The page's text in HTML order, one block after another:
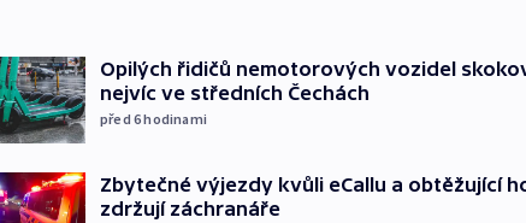
Opilých řidičů nemotorových vozidel
nejvíc ve středních Čechách
před 6hodinami
Zbytečné výjezdy kvůli eCallu a obtěžující
zdržují záchranáře